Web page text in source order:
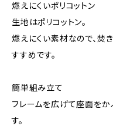
燃えにくいポリコットン
生地はポリコットン。
燃えにくい素材なので、焚
すすめです。
簡単組み立て
フレームを広げて座面を
す。